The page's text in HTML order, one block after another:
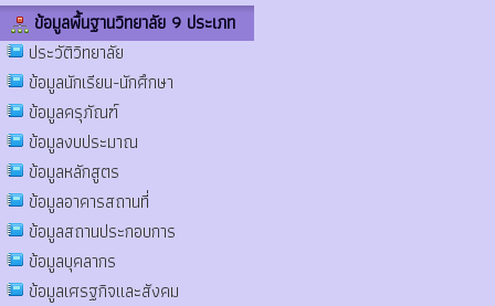
ข้อมูลพื้นฐานวิทยาลัย 9 ประเภท
ประวัติวิทยาลัย
ข้อมูลนักเรียน-นักศึกษา
ข้อมูลครุภัณฑ์
ข้อมูลงบประมาณ
ข้อมูลหลักสูตร
ข้อมูลอาคารสถานที่
ข้อมูลสถานประกอบการ
ข้อมูลบุคลากร
ข้อมูลเศรฐกิจและสังคม